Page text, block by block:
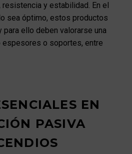
y estabilidad. En el
sea óptimo, estos productos
ello deben valorarse una
o soportes, entre
EN
PASIVA